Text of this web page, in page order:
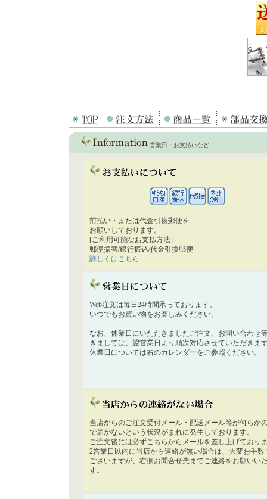
営業日・お支払いなど
前払い・または代金引換郵便を
お願いしております。
[ご利用可能なお支払方法]
郵便振替/銀行振込/代金引換郵便
詳しくはこちら
Web注文は毎日24時間承っております。
いつでもお買い物をお楽しみください。
なお、休業日にいただきましたご注文、お問い合わせ
きましては、翌営業日より順次対応させていただきま
休業日については右のカレンダーをご参照ください。
当店からのご注文受付メール・配送メール等が何らか
で届かないという状況がまれに発生しております。
ご注文後には必ずこちらからメールを差し上げており
2営業日以内に当店から連絡が無い場合は、大変お手数
ございますが、右側お問合せ先までご連絡をお願いい
す。